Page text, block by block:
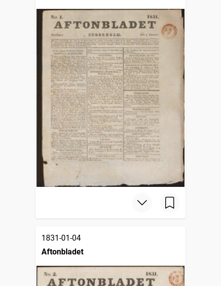
1831-01-04
Aftonbladet